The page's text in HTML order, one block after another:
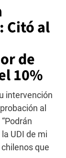
Citó al
de
10%
intervención
al
UDI de mi
que